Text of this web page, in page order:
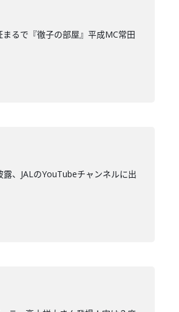
るで『徹子の部屋』平成MC常田
、JALのYouTubeチャンネルに出